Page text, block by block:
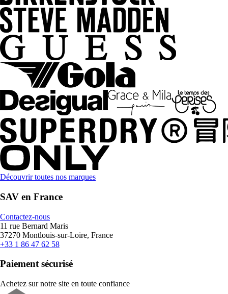
Découvrir toutes nos marques
SAV en France
Contactez-nous
11 rue Bernard Maris
37270 Montlouis-sur-Loire, France
+33 1 86 47 62 58
Paiement sécurisé
Achetez sur notre site en toute confiance